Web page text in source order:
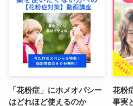
「花粉症」にホメオパシー
はどれほど使えるのか
花粉
事実